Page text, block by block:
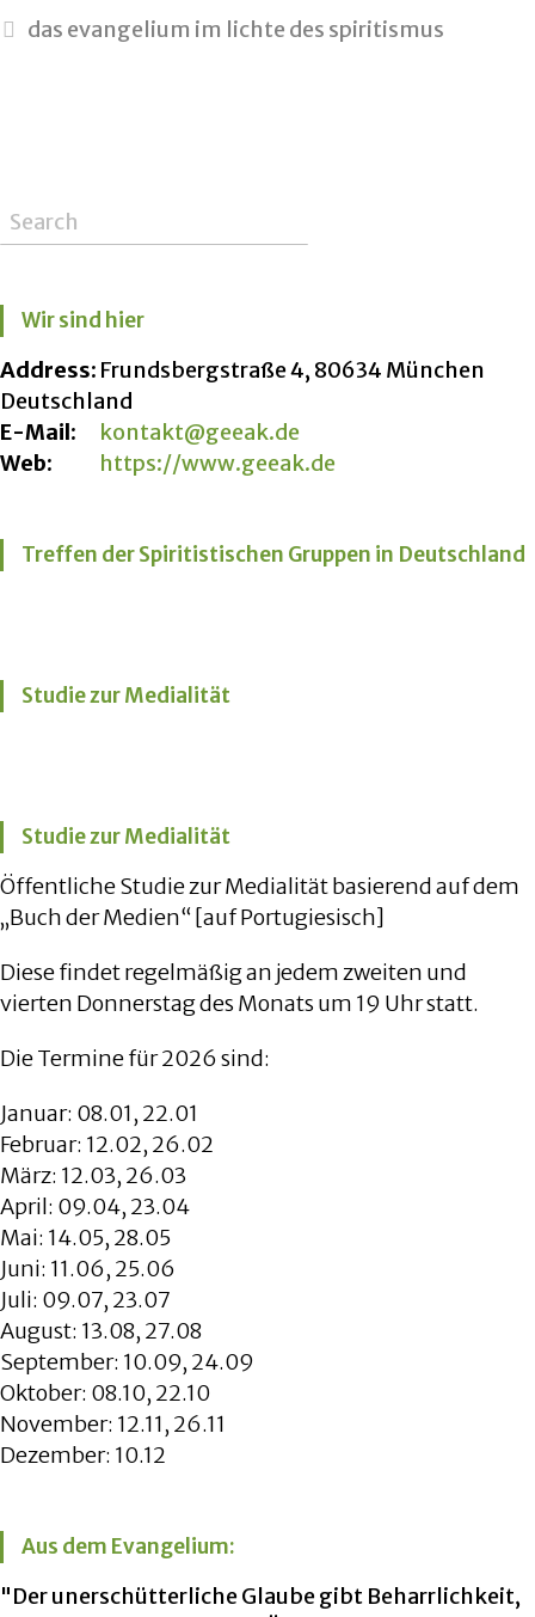
das evangelium im lichte des spiritismus
Wir sind hier
Address: Frundsbergstraße 4, 80634 München
Deutschland
E-Mail:
kontakt@geeak.de
Web:
https://www.geeak.de
Treffen der Spiritistischen Gruppen in Deutschland
Studie zur Medialität
Studie zur Medialität
Öffentliche Studie zur Medialität basierend auf dem
„Buch der Medien“ [auf Portugiesisch]
Diese findet regelmäßig an jedem zweiten und
vierten Donnerstag des Monats um 19 Uhr statt.
Die Termine für 2026 sind:
Januar: 08.01, 22.01
Februar: 12.02, 26.02
März: 12.03, 26.03
April: 09.04, 23.04
Mai: 14.05, 28.05
Juni: 11.06, 25.06
Juli: 09.07, 23.07
August: 13.08, 27.08
September: 10.09, 24.09
Oktober: 08.10, 22.10
November: 12.11, 26.11
Dezember: 10.12
Aus dem Evangelium:
"Der unerschütterliche Glaube gibt Beharrlichkeit,